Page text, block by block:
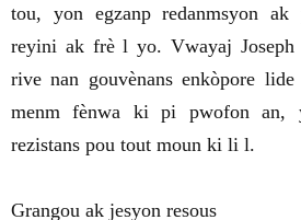
tou, yon egzanp redanmsyon
reyini ak frè l yo. Vwayaj Joseph
rive nan gouvènans enkòpore
menm fènwa ki pi pwofon an,
rezistans pou tout moun ki li l.
Grangou ak jesyon resous